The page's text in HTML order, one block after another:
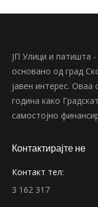
ЈП Улици и патишта -
основано од град
јавен интерес. Оваа
година како
самостојно
Контактирајте не
Контакт тел:
3 162 317